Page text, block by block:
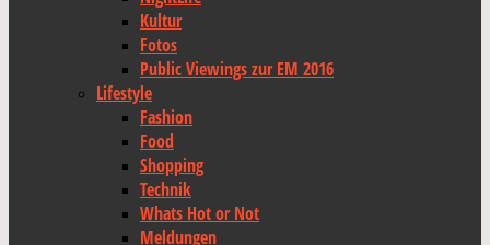
Kultur
Fotos
Public Viewings zur EM 2016
Lifestyle
Fashion
Food
Shopping
Technik
Whats Hot or Not
Meldungen